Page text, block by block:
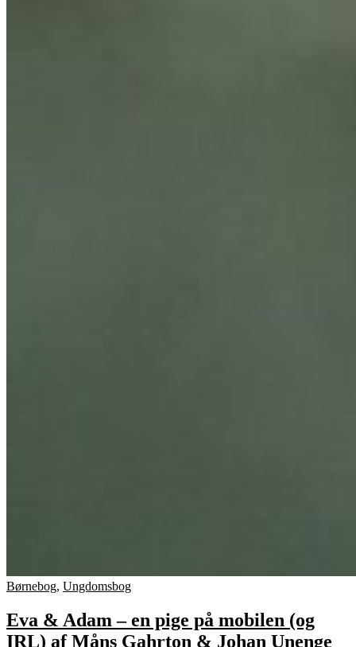
Børnebog, Ungdomsbog
Eva & Adam – en pige på mobilen (og
IRL) af Måns Gahrton & Johan Unenge